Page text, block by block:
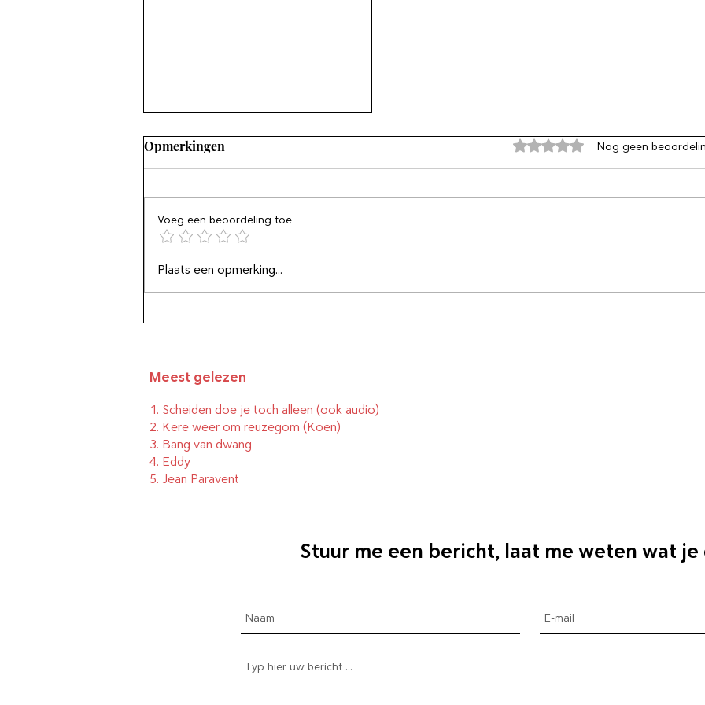
Podcast: Just keep going -
De eerste XII
Opmerkingen Beoordeeld met 0 uit 5
Nog geen
Voeg een beoordeling toe
Plaats een opmerking...
Meest gelezen
1. Scheiden doe je toch alleen (ook audio)
2. Kere weer om reuzegom (Koen)
3. Bang van dwang
4. Eddy
5. Jean Paravent
Stuur me een bericht, laat me weten wat